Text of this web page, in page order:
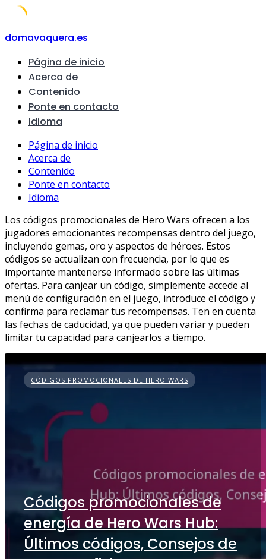
Skip
content
domavaquera.es
Página de inicio
Acerca de
Contenido
Ponte en contacto
Idioma
Página de inicio
Acerca de
Contenido
Ponte en contacto
Idioma
Los códigos promocionales de Hero Wars ofrecen a los
jugadores emocionantes recompensas dentro del juego,
incluyendo gemas, oro y aspectos de héroes. Estos
códigos se actualizan con frecuencia, por lo que es
importante mantenerse informado sobre las últimas
ofertas. Para canjear un código, simplemente accede al
menú de configuración en el juego, introduce el código y
confirma para reclamar tus recompensas. Ten en cuenta
las fechas de caducidad, ya que pueden variar y pueden
limitar tu capacidad para canjearlos a tiempo.
CÓDIGOS PROMOCIONALES DE HERO WARS
Códigos promocionales de
energía de Hero Wars Hub:
Últimos códigos, Consejos de